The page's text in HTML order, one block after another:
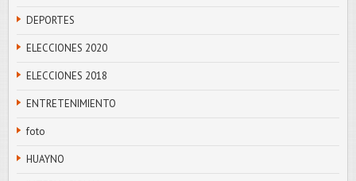
DEPORTES
ELECCIONES 2020
ELECCIONES 2018
ENTRETENIMIENTO
foto
HUAYNO